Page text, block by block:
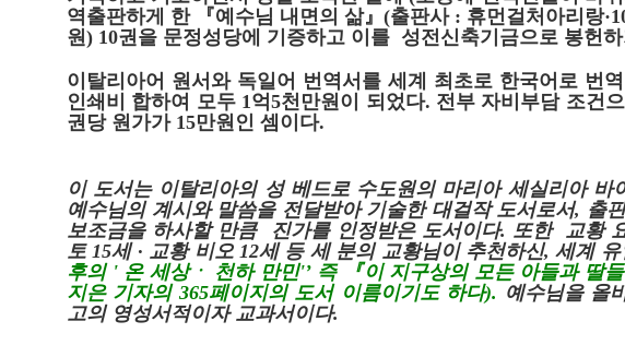
이사장 인사말
총동창회 소식
모교 소식
동창회보
포토뉴스
영상갤러리
동문동정
이달의 시
회관건립
역출판하게 한
『예수님 내면의 삶』 (출판사 : 휴먼걸처아리랑
원) 10권을 문정성당에 기증하고 이를 성전신축기금으로 봉헌하
이탈리아어 원서와 독일어 번역서를 세계 최초로 한국어로 번
인쇄비 합하여 모두 1억5천만원이 되었다. 전부 자비부담 조건
권당 원가가 15만원인 셈이다.
이 도서는 이탈리아의 성 베드로 수도원의 마리아 세실리아 바
예수님의 계시와 말씀을 전달받아 기술한대걸작 도서로서, 출
보조금을 하사할 만큼 진가를 인정받은 도서이다. 또한 교황
토15세 · 교황 비오12세 등 세 분의 교황님이 추천하신, 세계
후의 '온 세상ㆍ 천하 만민'’ 즉 『이 지구상의 모든 아들과 딸들
지은 기자의 365페이지의 도서 이름이기도 하다). 예수님을 올
고의 영성서적이자 교과서이다.